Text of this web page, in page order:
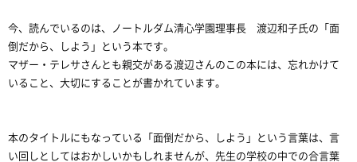
今、読んでいるのは、ノートルダム清心学園理事長 渡辺和子氏の「面
倒だから、しよう」という本です。
マザー・テレサさんとも親交がある渡辺さんのこの本には、忘れかけて
いること、大切にすることが書かれています。
本のタイトルにもなっている「面倒だから、しよう」という言葉は、言
い回しとしてはおかしいかもしれませんが、先生の学校の中での合言葉